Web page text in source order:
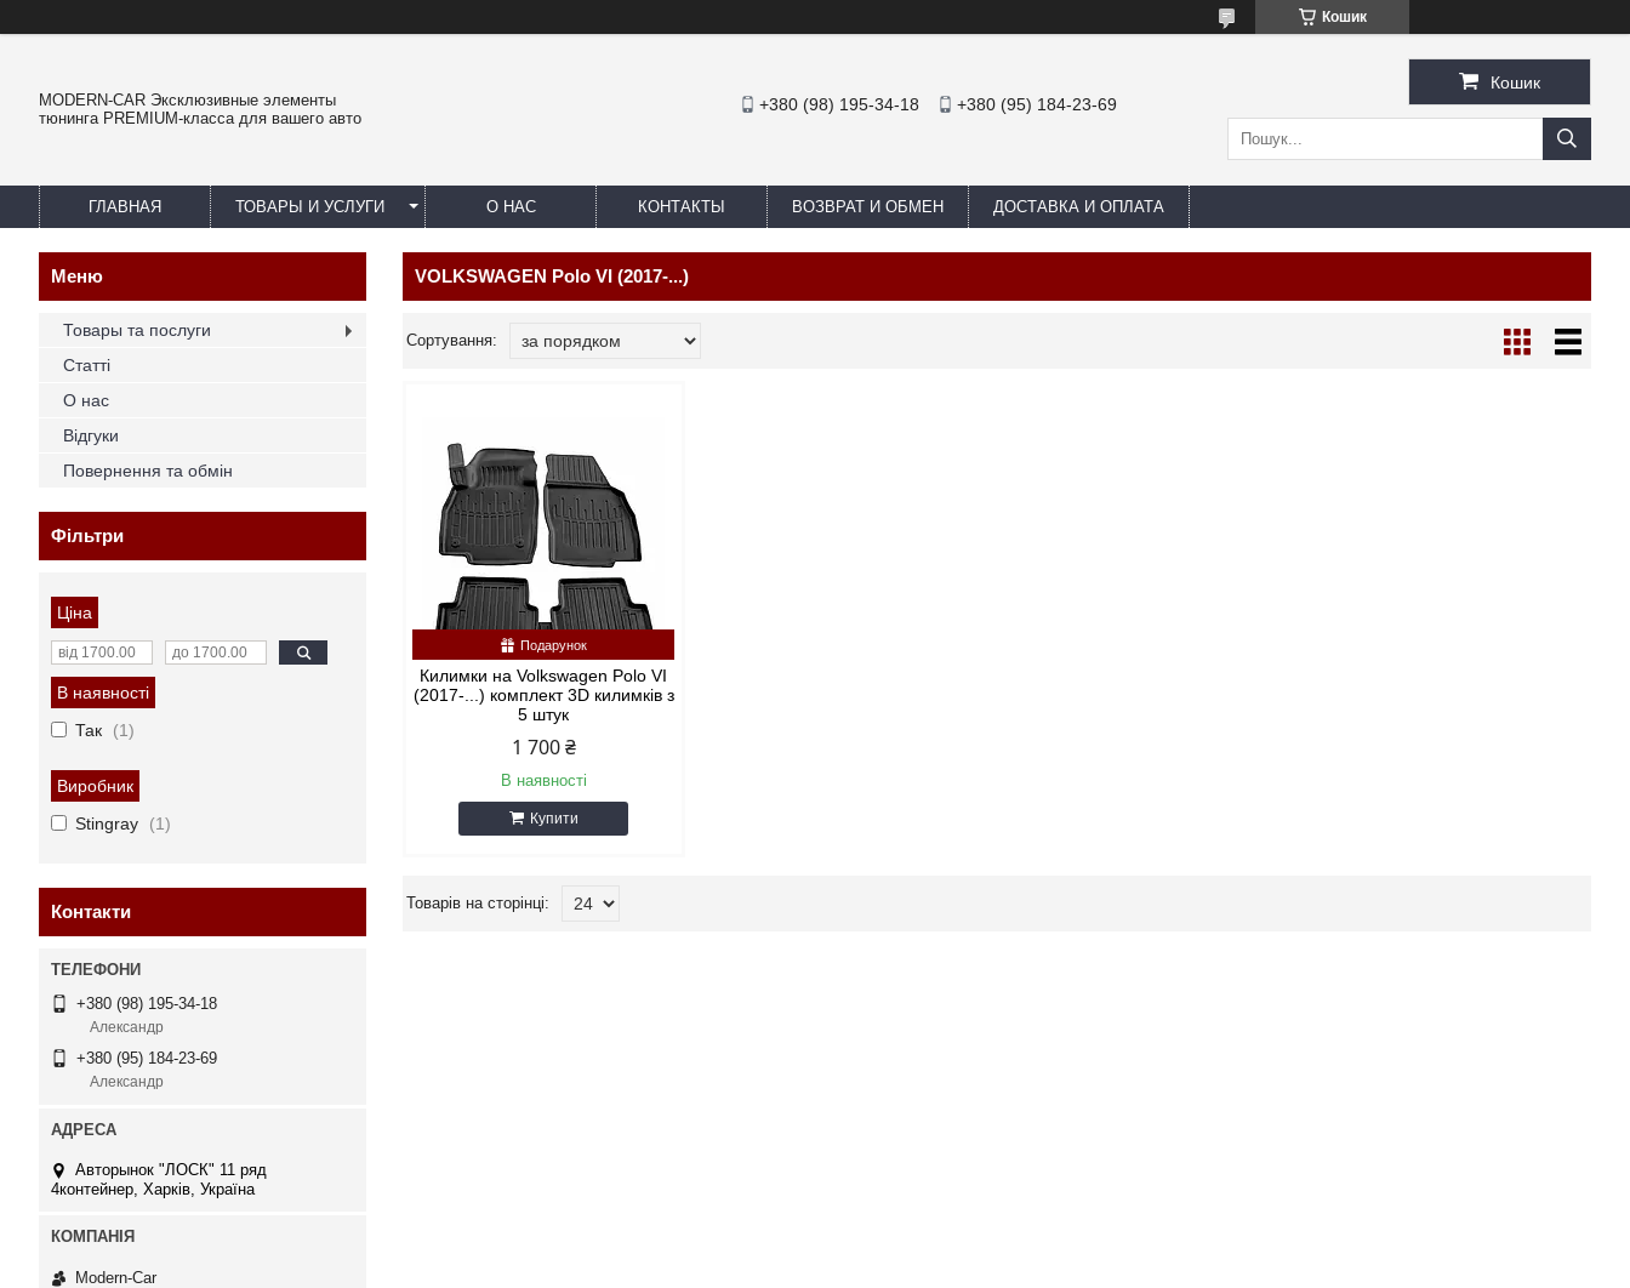
Кошик
MODERN-CAR Эксклюзивные элементы
тюнинга PREMIUM-класса для вашего авто
+380 (98) 195-34-18 +380 (95) 184-23-69
Кошик
ГЛАВНАЯ ТОВАРЫ И УСЛУГИ О НАС КОНТАКТЫ ВОЗВРАТ И ОБМЕН ДОСТАВКА И ОПЛАТА
VOLKSWAGEN Polo VI (2017-...)
Подарунок
Килимки на Volkswagen Polo VI
(2017-...) комплект 3D килимків з
5 штук
1 700 ₴
В наявності
Купити
Товары та послуги
Статті
О нас
Відгуки
Повернення та обмін
Фільтри
Ціна
В наявності
Так
1
Виробник
Stingray
1
Контакти
+380 (98) 195-34-18
Александр
+380 (95) 184-23-69
Александр
Авторынок "ЛОСК" 11 ряд
4контейнер, Харків, Україна
Modern-Car